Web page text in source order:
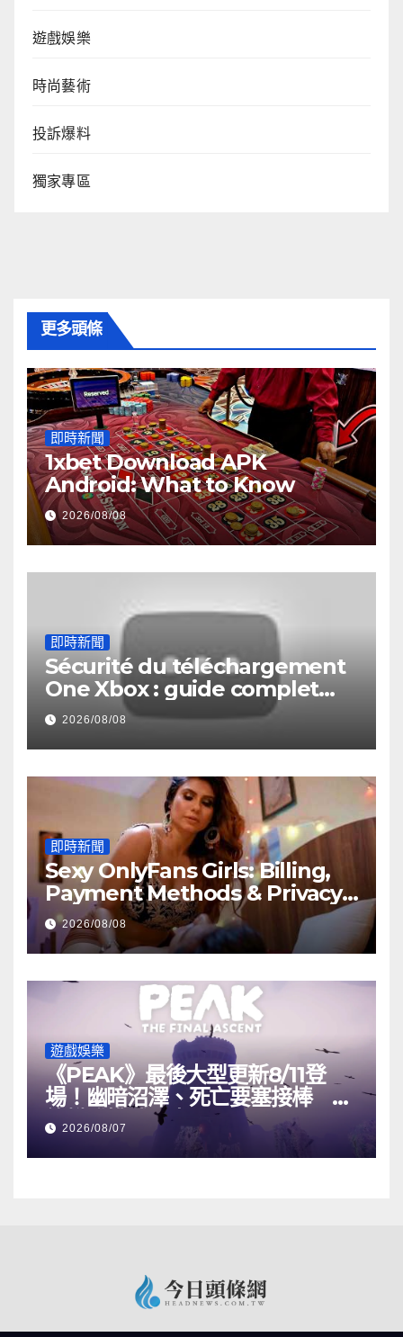
遊戲娛樂
時尚藝術
投訴爆料
獨家專區
更多頭條
即時新聞
1xbet Download APK
Android: What to Know
2026/08/08
即時新聞
Sécurité du téléchargement
One Xbox : guide complet
pour jouer au casino en ligne
2026/08/08
即時新聞
Sexy OnlyFans Girls: Billing,
Payment Methods & Privacy
Guide
2026/08/08
遊戲娛樂
《PEAK》最後大型更新8/11登
場！幽暗沼澤、死亡要塞接棒 最
終攀登挑戰曝光
2026/08/07